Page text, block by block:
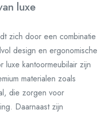
luxe
zich door een combinatie
design en ergonomische
luxe kantoormeubilair zijn
materialen zoals
die zorgen voor
Daarnaast zijn